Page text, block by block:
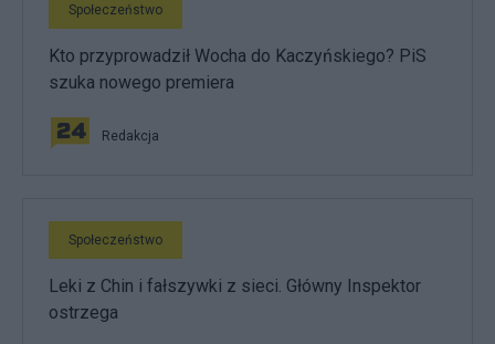
Społeczeństwo
Kto przyprowadził Wocha do Kaczyńskiego? PiS
szuka nowego premiera
Redakcja
Społeczeństwo
Leki z Chin i fałszywki z sieci. Główny Inspektor
ostrzega